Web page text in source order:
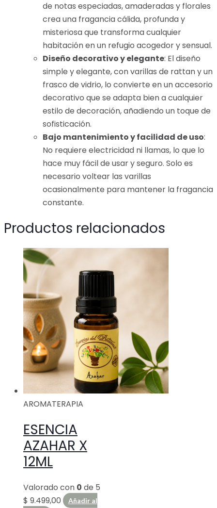
de notas especiadas, amaderadas y florales
crea una fragancia cálida, profunda y
misteriosa que transforma cualquier
habitación en un refugio acogedor y sensual.
Diseño decorativo y elegante: El diseño
simple y elegante, con varillas de rattan y un
frasco de vidrio, lo convierte en un accesorio
decorativo que se adapta bien a cualquier
estilo de decoración, añadiendo un toque de
sofisticación.
Bajo mantenimiento y facilidad de uso:
No requiere electricidad ni llamas, lo que lo
hace muy fácil de usar y seguro. Solo es
necesario voltear las varillas
ocasionalmente para mantener la fragancia
constante.
Productos relacionados
AROMATERAPIA
ESENCIA
AZAHAR X
12ML
Valorado con 0 de 5
$ 9.499,00
Añadir al